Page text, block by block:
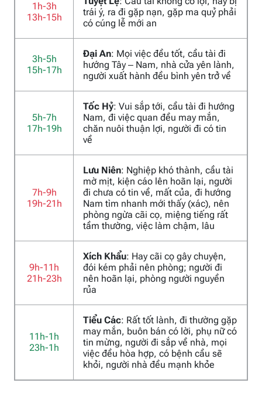
1h-3h
13h-15h
trái ý, ra đi gặp nạn, gặp ma quỷ phải
có cúng lễ mới an
3h-5h
15h-17h
Đại An: Mọi việc đều tốt, cầu tài đi
hướng Tây – Nam, nhà cửa yên lành,
người xuất hành đều bình yên trở về
5h-7h
17h-19h
Tốc Hỷ: Vui sắp tới, cầu tài đi hướng
Nam, đi việc quan đều may mắn,
chăn nuôi thuận lợi, người đi có tin
về
7h-9h
19h-21h
Lưu Niên: Nghiệp khó thành, cầu tài
mờ mịt, kiện cáo lên hoãn lại, người
đi chưa có tin về, mất của, đi hướng
Nam tìm nhanh mới thấy (xác), nên
phòng ngừa cãi cọ, miệng tiếng rất
tầm thường, việc làm chậm, lâu
9h-11h
21h-23h
Xích Khẩu: Hay cãi cọ gây chuyện,
đói kém phải nên phòng; người đi
nên hoãn lại, phòng người nguyền
rủa
11h-1h
23h-1h
Tiểu Các: Rất tốt lành, đi thường gặp
may mắn, buôn bán có lời, phụ nữ có
tin mừng, người đi sắp về nhà, mọi
việc đều hòa hợp, có bệnh cầu sẽ
khỏi, người nhà đều mạnh khỏe